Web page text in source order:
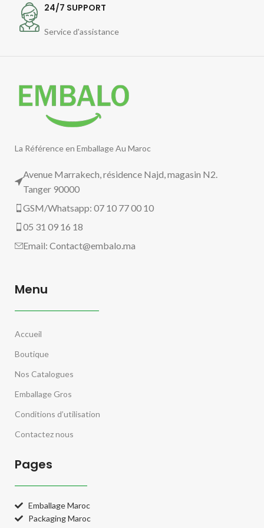
24/7 SUPPORT
Service d'assistance
La Référence en Emballage Au Maroc
Avenue Marrakech, résidence Najd, magasin N2.
Tanger 90000
GSM/Whatsapp: 07 10 77 00 10
05 31 09 16 18
Email:Contact@embalo.ma
Menu
Accueil
Boutique
Nos Catalogues
Emballage Gros
Conditions d’utilisation
Contactez nous
Pages
Emballage Maroc
Packaging Maroc